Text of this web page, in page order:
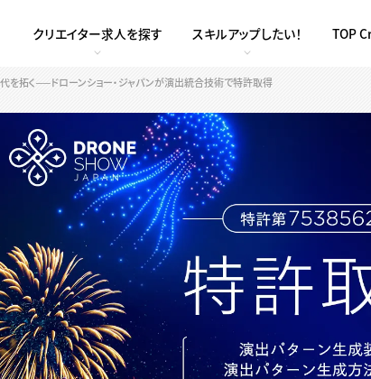
クリエイター求人を探す スキルアップしたい！ TOP
を拓く──ドローンショー・ジャパンが演出統合技術で特許取得